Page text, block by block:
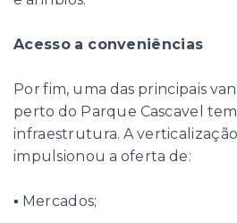
Acesso a conveniências
Por fim, uma das principais
perto do Parque Cascavel
infraestrutura. A
impulsionou a oferta de:
▪ Mercados;